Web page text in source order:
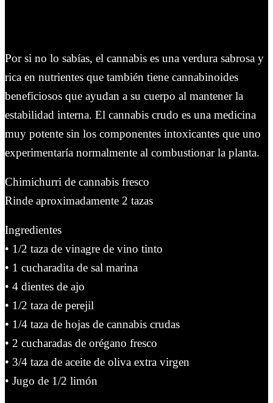
Por si no lo sabías, el cannabis es una verdura sabrosa y
rica en nutrientes que también tiene cannabinoides
beneficiosos que ayudan a su cuerpo al mantener la
estabilidad interna. El cannabis crudo es una medicina
muy potente sin los componentes intoxicantes que uno
experimentaría normalmente al combustionar la planta.
Chimichurri de cannabis fresco
Rinde aproximadamente 2 tazas
Ingredientes
• 1/2 taza de vinagre de vino tinto
• 1 cucharadita de sal marina
• 4 dientes de ajo
• 1/2 taza de perejil
• 1/4 taza de hojas de cannabis crudas
• 2 cucharadas de orégano fresco
• 3/4 taza de aceite de oliva extra virgen
• Jugo de 1/2 limón